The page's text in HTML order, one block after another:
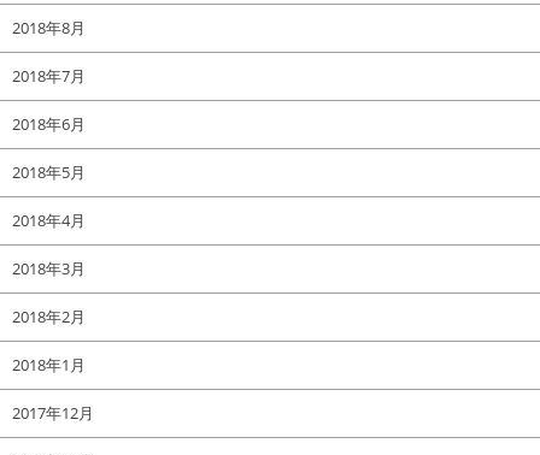
2018年8月
2018年7月
2018年6月
2018年5月
2018年4月
2018年3月
2018年2月
2018年1月
2017年12月